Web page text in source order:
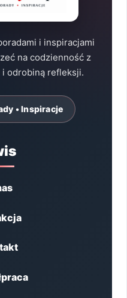
i inspiracjami
na codzienność z
odrobiną refleksji.
• Inspiracje